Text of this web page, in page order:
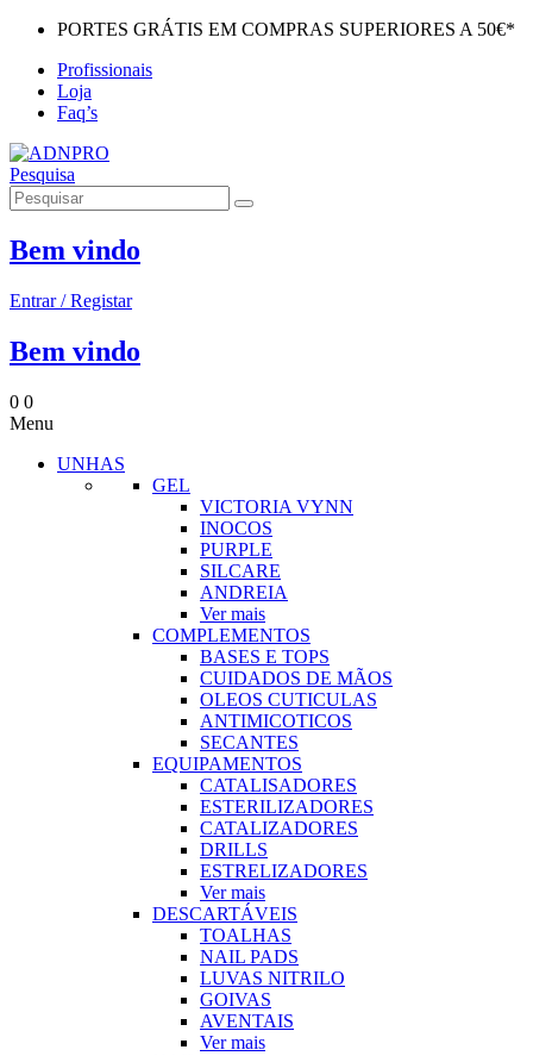
PORTES GRÁTIS EM COMPRAS SUPERIORES A 50€*
Profissionais
Loja
Faq’s
Pesquisa
Bem vindo
Entrar / Registar
Bem vindo
0 0
Menu
UNHAS
GEL
VICTORIA VYNN
INOCOS
PURPLE
SILCARE
ANDREIA
Ver mais
COMPLEMENTOS
BASES E TOPS
CUIDADOS DE MÃOS
OLEOS CUTICULAS
ANTIMICOTICOS
SECANTES
EQUIPAMENTOS
CATALISADORES
ESTERILIZADORES
CATALIZADORES
DRILLS
ESTRELIZADORES
Ver mais
DESCARTÁVEIS
TOALHAS
NAIL PADS
LUVAS NITRILO
GOIVAS
AVENTAIS
Ver mais